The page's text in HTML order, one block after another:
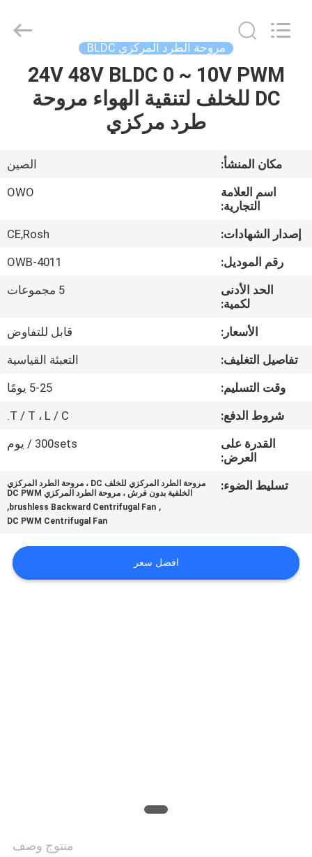
منزل
أشرطة
فيديو
حول
جولة
المعمل
ضبط
الجودة
جميع
Technology
مروحة الطرد المركزي BLDC
24V 48V BLDC 0 ~ 10V PWM
DC للخلف لتنقية الهواء مروحة
طرد مركزي
مكان المنشأ:
الصين
اسم العلامة
التجارية:
OWO
إصدار الشهادات:
CE,Rosh
رقم الموديل:
OWB-4011
الحد الأدنى
لكمية:
5 مجموعات
الأسعار:
قابل للتفاوض
تفاصيل التغليف:
التعبئة القياسية
وقت التسليم:
5-25 يومًا
شروط الدفع:
T / T ، L / C.
القدرة على
العرض:
300sets / يوم
تسليط الضوء:
مروحة الطرد المركزي للخلف DC ، مروحة الطرد المركزي
الخلفية بدون فرش ، مروحة الطرد المركزي DC PWM
,
brushless Backward Centrifugal Fan
,
DC PWM Centrifugal Fan
افضل سعر
منتوج وصف